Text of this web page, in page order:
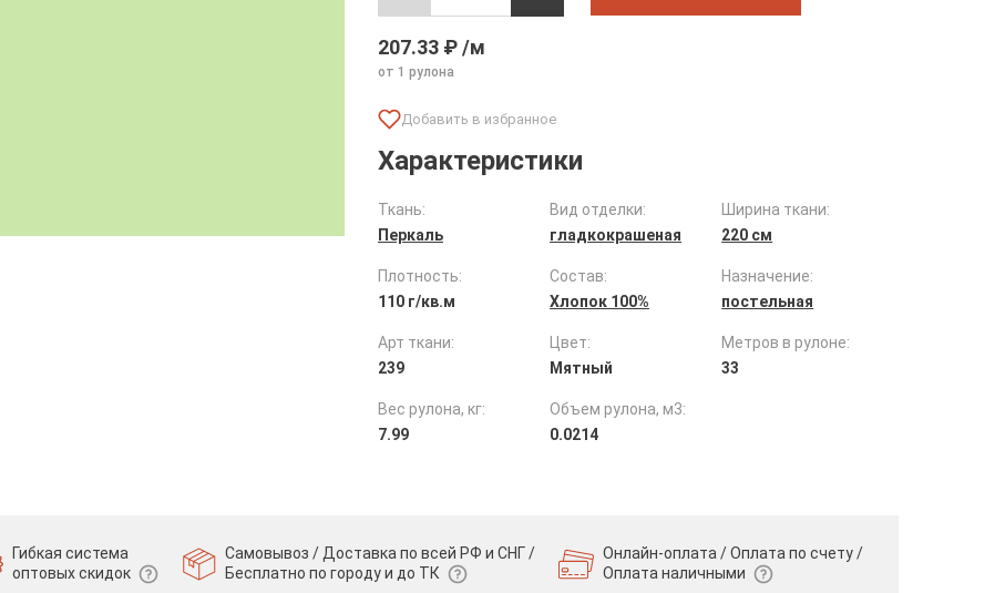
207.33 ₽ /м
от 1 рулона
Характеристики
Ткань:
Перкаль
Вид отделки:
гладкокрашеная
Ширина ткани:
220 см
Плотность:
110 г/кв.м
Состав:
Хлопок 100%
Назначение:
постельная
Арт ткани:
239
Цвет:
Мятный
Метров в рулоне:
33
Вес рулона, кг:
7.99
Объем рулона, м3:
0.0214
Гибкая система
оптовых скидок
Самовывоз / Доставка по всей РФ и СНГ /
Бесплатно по городу и до ТК
Онлайн-оплата / Оплата по счету /
Оплата наличными